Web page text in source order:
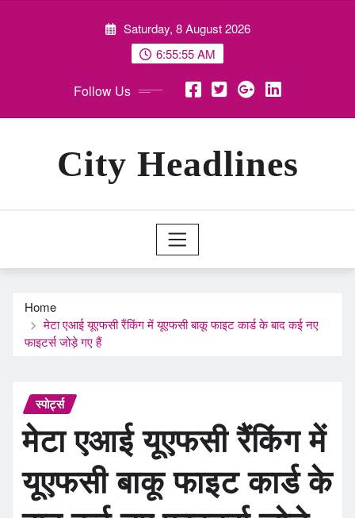
Saturday, 8 August 2026
6:55:56 AM
Follow Us
City Headlines
Home
मेटा एआई यूएफसी रैंकिंग में यूएफसी बाकू फाइट कार्ड के बाद कई नए
फाइटर्स जोड़े गए हैं
स्पोर्ट्स
मेटा एआई यूएफसी रैंकिंग में
यूएफसी बाकू फाइट कार्ड के